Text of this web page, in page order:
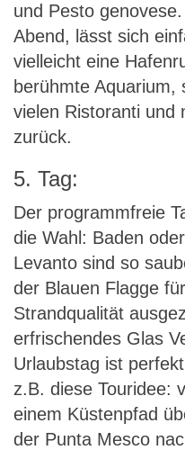
und Pesto
Abend, lässt sich
vielleicht eine
berühmte
vielen Ristoranti und
zurück.
5. Tag:
Der programmfreie
die Wahl: Baden
Levanto sind so
der Blauen Flagge
Strandqualität
erfrischendes Glas
Urlaubstag ist
z.B. diese Touridee:
einem Küstenpfad
der Punta Mesco